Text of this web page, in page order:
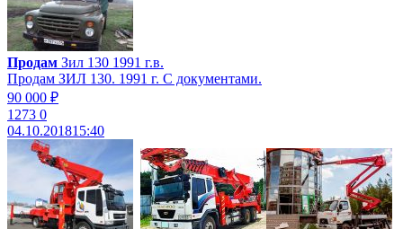
Продам Зил 130 1991 г.в.
Продам ЗИЛ 130. 1991 г. С документами.
90 000 ₽
1273 0
04.10.201815:40